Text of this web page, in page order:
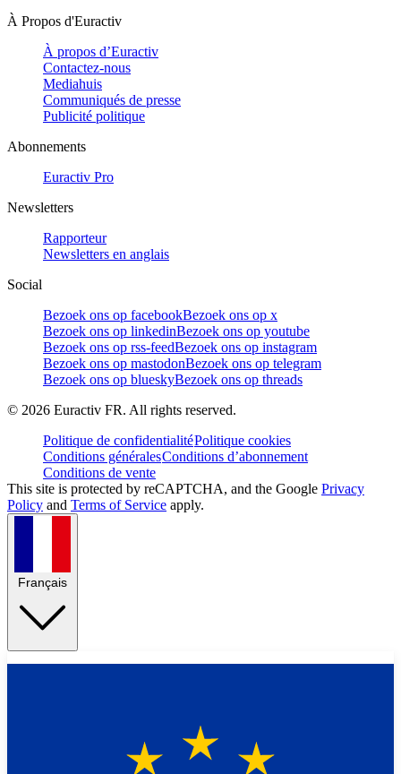
À Propos d'Euractiv
À propos d’Euractiv
Contactez-nous
Mediahuis
Communiqués de presse
Publicité politique
Abonnements
Euractiv Pro
Newsletters
Rapporteur
Newsletters en anglais
Social
Bezoek ons op facebookBezoek ons op x
Bezoek ons op linkedinBezoek ons op youtube
Bezoek ons op rss-feedBezoek ons op instagram
Bezoek ons op mastodonBezoek ons op telegram
Bezoek ons op blueskyBezoek ons op threads
© 2026 Euractiv FR. All rights reserved.
Politique de confidentialitéPolitique cookies
Conditions généralesConditions d’abonnement
Conditions de vente
This site is protected by reCAPTCHA, and the Google Privacy
Policy and Terms of Service apply.
Français